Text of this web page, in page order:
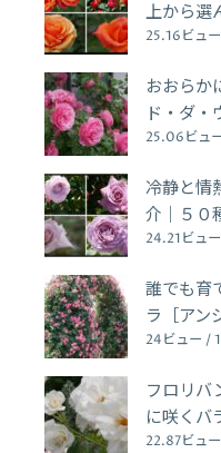
上から選
25.16ビュ
おおらか
ド・ダ・
25.06ビュ
冷静と情
介｜５０
24.21ビュ
誰でも育
ラ［アン
24ビュー /
フロリバ
に咲くバ
22.87ビュ